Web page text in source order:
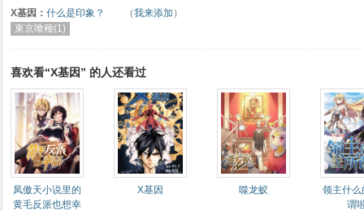
X基因： 什么是印象？ （我来添加 ）
東京喰種(1)
喜欢看“X基因” 的人还看过
凤傲天小说里的
黄毛反派也想幸
X基因 噬龙蚁
领主什么
谓